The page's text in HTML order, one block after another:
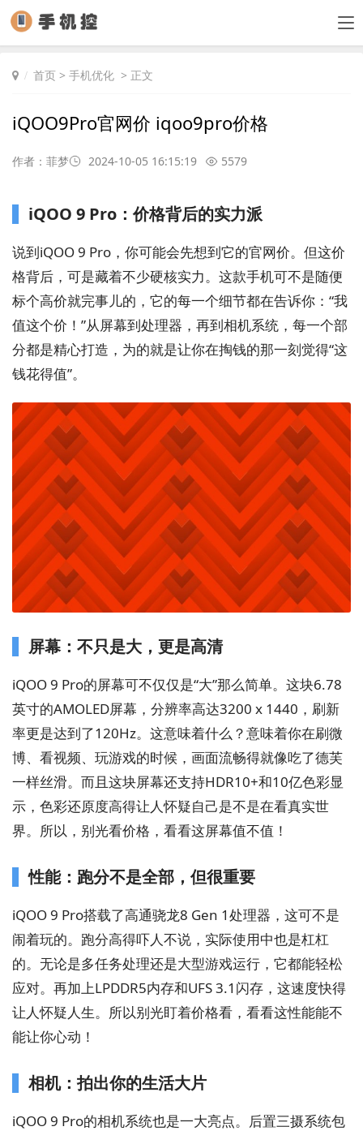
首页 > 手机优化 > 正文
iQOO9Pro官网价 iqoo9pro价格
作者：菲梦 2024-10-05 16:15:19 5579
iQOO 9 Pro：价格背后的实力派
说到iQOO 9 Pro，你可能会先想到它的官网价。但这价
格背后，可是藏着不少硬核实力。这款手机可不是随便
标个高价就完事儿的，它的每一个细节都在告诉你：“我
值这个价！”从屏幕到处理器，再到相机系统，每一个部
分都是精心打造，为的就是让你在掏钱的那一刻觉得“这
钱花得值”。
屏幕：不只是大，更是高清
iQOO 9 Pro的屏幕可不仅仅是“大”那么简单。这块6.78
英寸的AMOLED屏幕，分辨率高达3200 x 1440，刷新
率更是达到了120Hz。这意味着什么？意味着你在刷微
博、看视频、玩游戏的时候，画面流畅得就像吃了德芙
一样丝滑。而且这块屏幕还支持HDR10+和10亿色彩显
示，色彩还原度高得让人怀疑自己是不是在看真实世
界。所以，别光看价格，看看这屏幕值不值！
性能：跑分不是全部，但很重要
iQOO 9 Pro搭载了高通骁龙8 Gen 1处理器，这可不是
闹着玩的。跑分高得吓人不说，实际使用中也是杠杠
的。无论是多任务处理还是大型游戏运行，它都能轻松
应对。再加上LPDDR5内存和UFS 3.1闪存，这速度快得
让人怀疑人生。所以别光盯着价格看，看看这性能能不
能让你心动！
相机：拍出你的生活大片
iQOO 9 Pro的相机系统也是一大亮点。后置三摄系统包